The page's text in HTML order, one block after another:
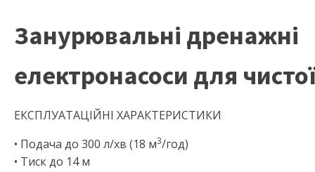
Занурювальні дренажні
електронасоси для
ЕКСПЛУАТАЦІЙНІ ХАРАКТЕРИСТИКИ
• Подача до 300 л/хв (18 м3/год)
• Тиск до 14 м